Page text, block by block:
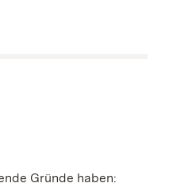
Gründe haben: